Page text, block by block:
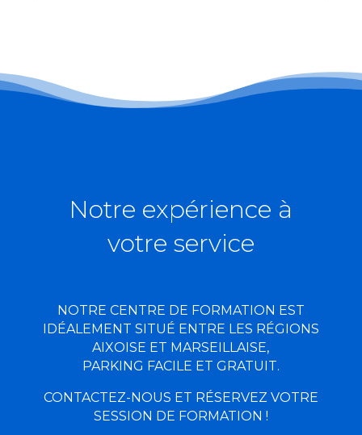
Notre expérience à
votre service
NOTRE CENTRE DE FORMATION EST
IDÉALEMENT SITUÉ ENTRE LES RÉGIONS
AIXOISE ET MARSEILLAISE,
PARKING FACILE ET GRATUIT.
CONTACTEZ-NOUS ET RÉSERVEZ VOTRE
SESSION DE FORMATION !